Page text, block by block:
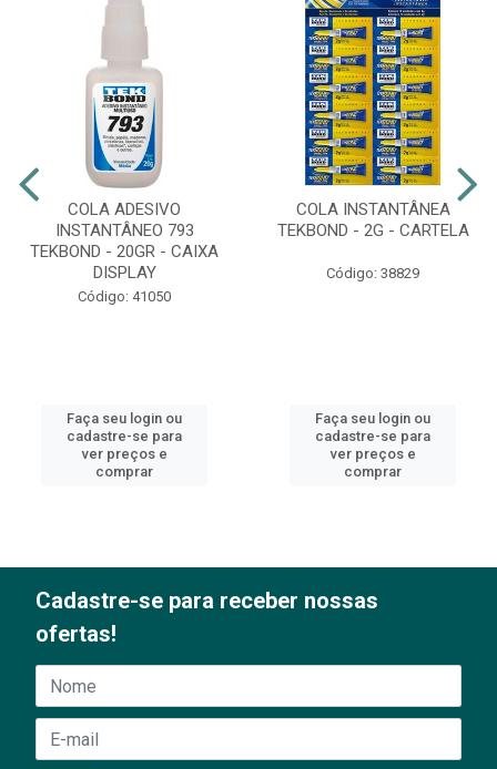
COLA ADESIVO
INSTANTÂNEO 793
TEKBOND - 20GR - CAIXA
DISPLAY
Código: 41050
Faça seu login ou
cadastre-se para
ver preços e
comprar
COLA INSTANTÂNEA
TEKBOND - 2G - CARTELA
Código: 38829
Faça seu login ou
cadastre-se para
ver preços e
comprar
Cadastre-se para receber nossas
ofertas!